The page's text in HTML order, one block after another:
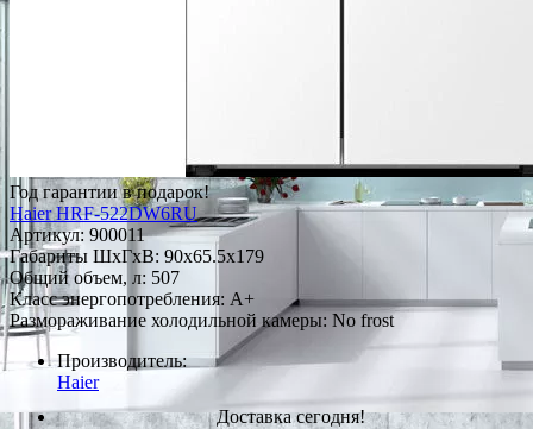
Год гарантии в подарок!
Haier HRF-522DW6RU
Артикул: 900011
Габариты ШxГxВ: 90x65.5x179
Общий объем, л: 507
Класс энергопотребления: А+
Размораживание холодильной камеры: No frost
Производитель:
Haier
Доставка сегодня!